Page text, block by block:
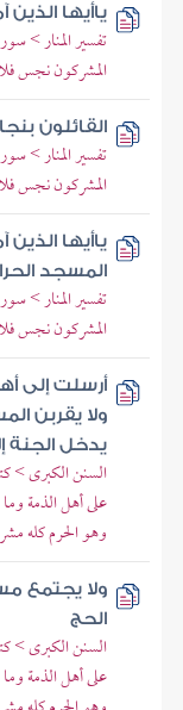
ياأيها
تفسير المنار >
المشركون نجس
القائلون
تفسير المنار >
المشركون نجس
ياأيها
المسجد
تفسير المنار >
المشركون نجس
أرسلت إلى
ولا يقربن
يدخل الجنة
السنن الكبرى >
على أهل الذمة
وهو الحرم كله
ولا يجتمع
الحج
السنن الكبرى >
على أهل الذمة